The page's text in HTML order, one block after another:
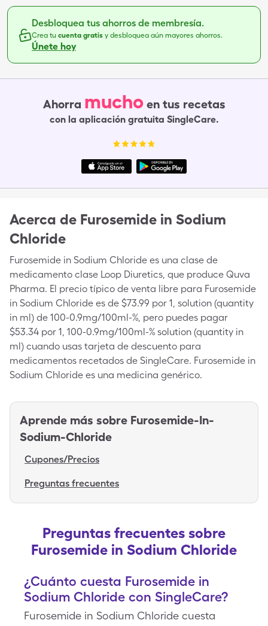
Desbloquea tus ahorros de membresía.
Crea tu cuenta gratis y desbloquea aún mayores ahorros.
Únete hoy
Ahorra mucho en tus recetas
con la aplicación gratuita SingleCare.
Acerca de Furosemide in Sodium
Chloride
Furosemide in Sodium Chloride es una clase de
medicamento clase Loop Diuretics, que produce Quva
Pharma. El precio típico de venta libre para Furosemide
in Sodium Chloride es de $73.99 por 1, solution (quantity
in ml) de 100-0.9mg/100ml-%, pero puedes pagar
$53.34 por 1, 100-0.9mg/100ml-% solution (quantity in
ml) cuando usas tarjeta de descuento para
medicamentos recetados de SingleCare. Furosemide in
Sodium Chloride es una medicina genérico.
Aprende más sobre Furosemide-In-
Sodium-Chloride
Cupones/Precios
Preguntas frecuentes
Preguntas frecuentes sobre
Furosemide in Sodium Chloride
¿Cuánto cuesta Furosemide in
Sodium Chloride con SingleCare?
Furosemide in Sodium Chloride cuesta